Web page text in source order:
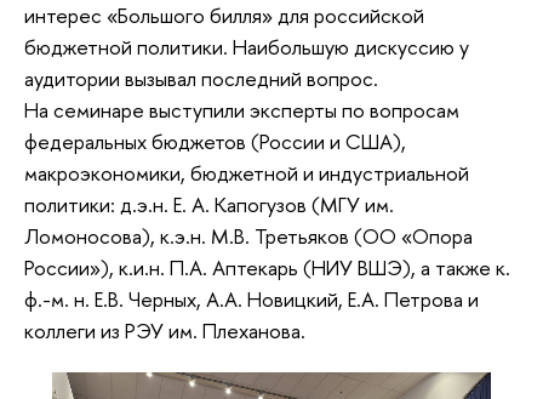
интерес «Большого билля» для российской
бюджетной политики. Наибольшую дискуссию у
аудитории вызывал последний вопрос.
На семинаре выступили эксперты по вопросам
федеральных бюджетов (России и США),
макроэкономики, бюджетной и индустриальной
политики: д.э.н. Е. А. Капогузов (МГУ им.
Ломоносова), к.э.н. М.В. Третьяков (ОО «Опора
России»), к.и.н. П.А. Аптекарь (НИУ ВШЭ), а также к.
ф.-м. н. Е.В. Черных, А.А. Новицкий, Е.А. Петрова и
коллеги из РЭУ им. Плеханова.